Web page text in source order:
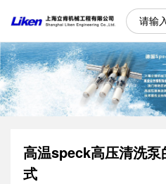
高温speck高压清洗
式